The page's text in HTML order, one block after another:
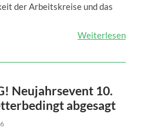
der Arbeitskreise und das
Weiterlesen
Neujahrsevent 10.
abgesagt